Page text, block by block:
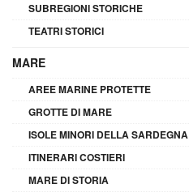
SUBREGIONI STORICHE
TEATRI STORICI
MARE
AREE MARINE PROTETTE
GROTTE DI MARE
ISOLE MINORI DELLA SARDEGNA
ITINERARI COSTIERI
MARE DI STORIA